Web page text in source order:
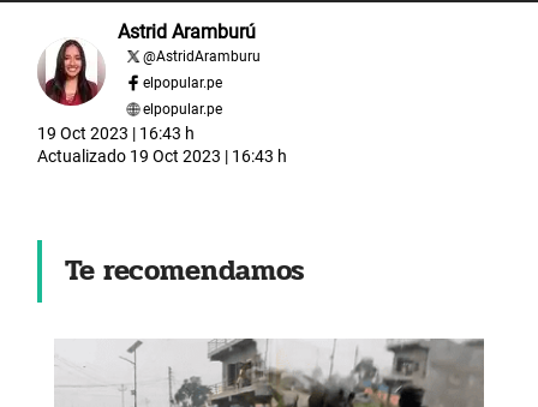
Astrid Aramburú
@AstridAramburu
elpopular.pe
elpopular.pe
19 Oct 2023 | 16:43 h
Actualizado 19 Oct 2023 | 16:43 h
Te recomendamos